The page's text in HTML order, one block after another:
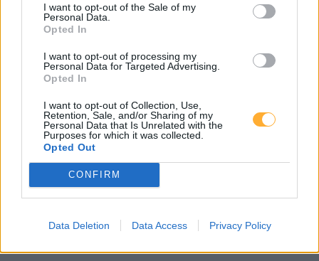
I want to opt-out of the Sale of my
Personal Data.
Opted In
I want to opt-out of processing my
Personal Data for Targeted Advertising.
Opted In
I want to opt-out of Collection, Use,
Retention, Sale, and/or Sharing of my
Personal Data that Is Unrelated with the
Purposes for which it was collected.
Opted Out
CONFIRM
Data Deletion Data Access Privacy Policy
Viertelmillion E-
Autos in Österreich
04.12.2025
In Österreich sind inzwischen etwa 250 000
E‑Autos registriert – und die Zahl steigt
weiter. Im Jahr 2025 kamen laut
von Jänner bis Oktober rund 50 000 neue